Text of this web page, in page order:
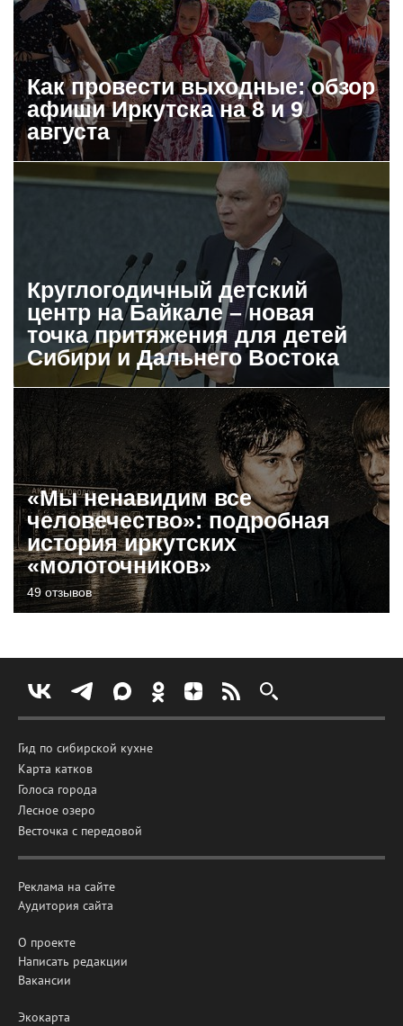
Как провести выходные: обзор
афиши Иркутска на 8 и 9
августа
Круглогодичный детский
центр на Байкале – новая
точка притяжения для детей
Сибири и Дальнего Востока
«Мы ненавидим все
человечество»: подробная
история иркутских
«молоточников»
49 отзывов
Гид по сибирской кухне
Карта катков
Голоса города
Лесное озеро
Весточка с передовой
Реклама на сайте
Аудитория сайта
О проекте
Написать редакции
Вакансии
Экокарта